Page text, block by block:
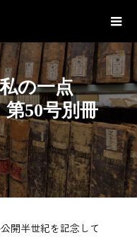
の一点
50号別冊
開半世紀を記念して